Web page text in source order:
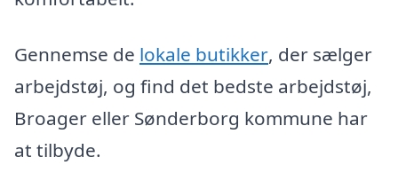
Gennemse de lokale butikker, der sælger
arbejdstøj, og find det bedste arbejdstøj,
Broager eller Sønderborg kommune har
at tilbyde.